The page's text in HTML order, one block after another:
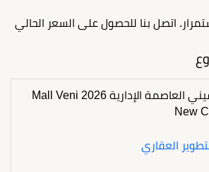
اتصل بنا للحصول على السعر الحالي
مول فيني العاصمة الإدارية 2026 Mall Veni
New
العقاري